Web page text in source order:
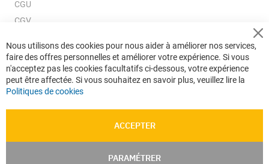
CGU
CGV
Données personnelles
Confidentialité
Plan du site
Nous utilisons des cookies pour nous aider à améliorer nos services,
faire des offres personnelles et améliorer votre expérience. Si vous
n'acceptez pas les cookies facultatifs ci-dessous, votre expérience
peut être affectée. Si vous souhaitez en savoir plus, veuillez lire la
Politiques de cookies
ACCEPTER
PARAMÉTRER